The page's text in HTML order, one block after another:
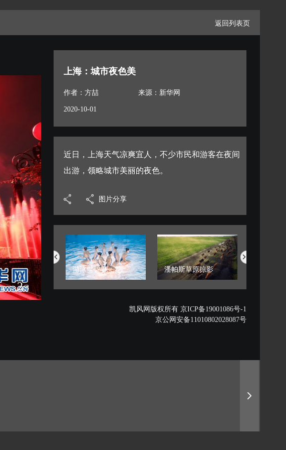
返回列表页
2/3
上海：城市夜色美
作者：方喆 来源：新华网
2020-10-01
近日，上海天气凉爽宜人，不少市民和游客在夜间
出游，领略城市美丽的夜色。
图片分享
氛围 ... 游泳世锦赛：花... 潘帕斯草原掠影
凯风网版权所有 京ICP备19001086号-1
京公网安备11010802028087号